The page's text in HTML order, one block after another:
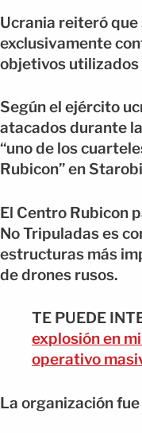
Ucrania reiteró
exclusivamente
objetivos
Según el ejército
atacados durante
“uno de los
Rubicon” en
El Centro Rubicon
No Tripuladas es
estructuras más
de drones rusos.
TE PUEDE
explosión en
operativo
La organización